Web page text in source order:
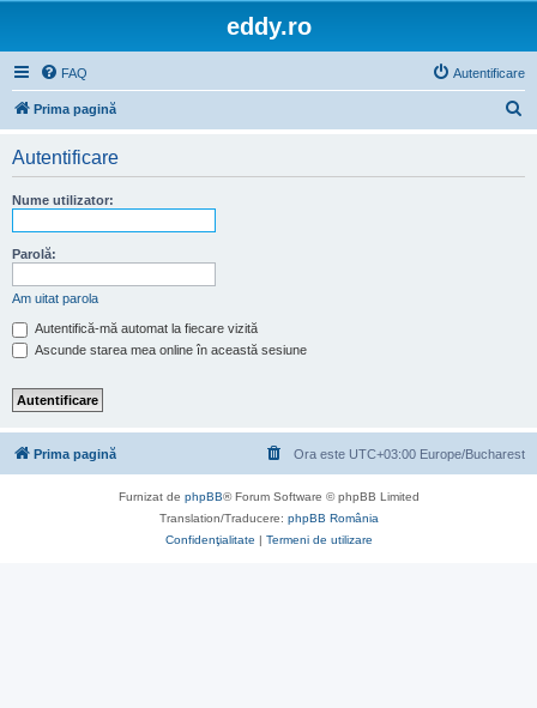
eddy.ro
FAQ Autentificare
Prima pagină
Autentificare
Nume utilizator:
Parolă:
Am uitat parola
Autentifică-mă automat la fiecare vizită
Ascunde starea mea online în această sesiune
Prima pagină Ora este UTC+03:00 Europe/Bucharest
Furnizat de phpBB® Forum Software © phpBB Limited
Translation/Traducere: phpBB România
Confidenţialitate | Termeni de utilizare